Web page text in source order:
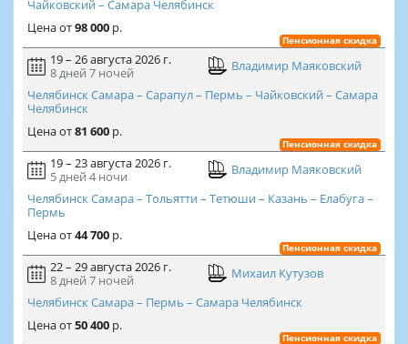
Чайковский – Самара Челябинск
Ценаот98 000р.
Пенсионная скидка
19 – 26 августа 2026 г.
8 дней 7 ночей
Владимир Маяковский
Челябинск Самара – Сарапул – Пермь – Чайковский – Самара
Челябинск
Ценаот81 600р.
Пенсионная скидка
19 – 23 августа 2026 г.
5 дней 4 ночи
Владимир Маяковский
Челябинск Самара – Тольятти – Тетюши – Казань – Елабуга –
Пермь
Ценаот44 700р.
Пенсионная скидка
22 – 29 августа 2026 г.
8 дней 7 ночей
Михаил Кутузов
Челябинск Самара – Пермь – Самара Челябинск
Ценаот50 400р.
Пенсионная скидка